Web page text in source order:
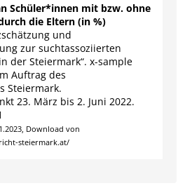
Schüler*innen mit bzw. ohne
die Eltern (in %)
und
zur suchtassoziierten
der Steiermark“. x-sample
Auftrag des
Steiermark.
23. März bis 2. Juni 2022.
Download von
steiermark.at/